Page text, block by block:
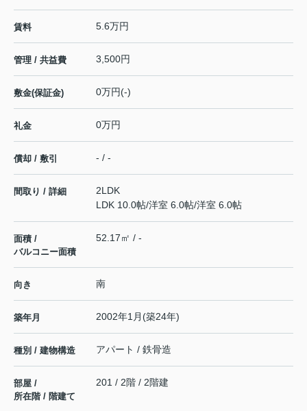
賃料 5.6万円
管理 / 共益費 3,500円
敷金(保証金) 0万円(-)
礼金 0万円
償却 / 敷引 - / -
間取り / 詳細
2LDK
LDK 10.0帖/洋室 6.0帖/洋室 6.0帖
面積 /
バルコニー面積
52.17㎡ / -
向き 南
築年月 2002年1月(築24年)
種別 / 建物構造 アパート / 鉄骨造
部屋 /
所在階 / 階建て
201 / 2階 / 2階建